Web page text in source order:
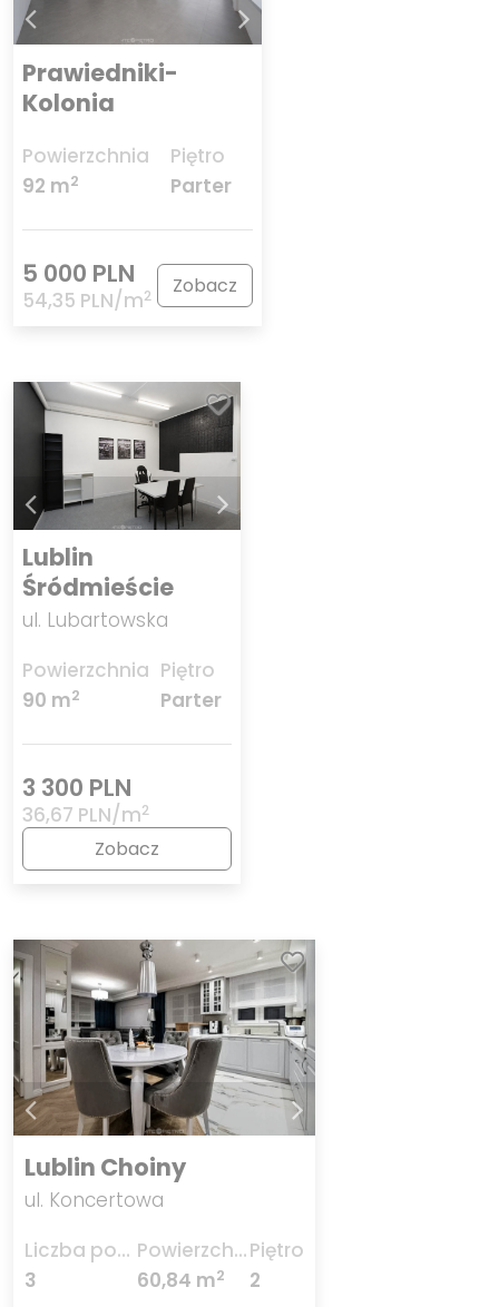
Prawiedniki-
Kolonia
Powierzchnia
92 m2
Piętro
Parter
5 000 PLN
54,35 PLN/m2 Zobacz
Lublin
Śródmieście
ul. Lubartowska
Powierzchnia
90 m2
Piętro
Parter
3 300 PLN
36,67 PLN/m2
Zobacz
Lublin Choiny
ul. Koncertowa
Liczba pokoi
3
Powierzchnia
60,84 m2
Piętro
2